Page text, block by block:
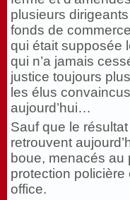
plusieurs
fonds de
qui était supposée
qui n’a jamais
justice toujours
les élus
aujourd’hui…
Sauf que le
retrouvent
boue, menacés au
protection
office.